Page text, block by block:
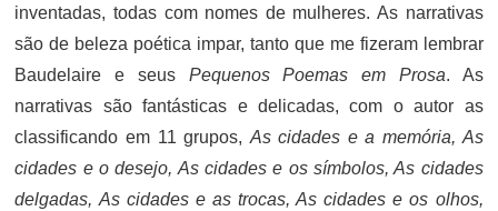
inventadas, todas com nomes de mulheres. As narrativas
são de beleza poética impar, tanto que me fizeram lembrar
Baudelaire e seus Pequenos Poemas em Prosa. As
narrativas são fantásticas e delicadas, com o autor as
classificando em 11 grupos, As cidades e a memória, As
cidades e o desejo, As cidades e os símbolos, As cidades
delgadas, As cidades e as trocas, As cidades e os olhos,